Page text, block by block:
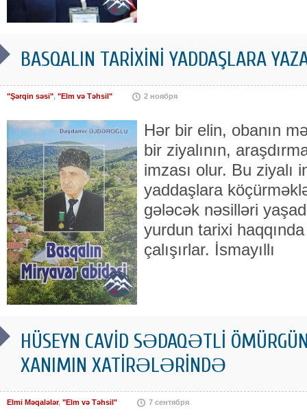
BASQALIN TARİXİNİ YADDAŞLARA
"Şərqin səsi", "Elm və Təhsil" 2 ноября
Hər bir elin, obanın
bir ziyalının,
imzası olur. Bu ziyalı
yaddaşlara
gələcək nəsilləri
yurdun tarixi
çalışırlar. İsmayıllı
HÜSEYN CAVİD SƏDAQƏTLİ
XANIMIN XATİRƏLƏRİNDƏ
Elmi Məqalələr, "Elm və Təhsil" 7 сентября